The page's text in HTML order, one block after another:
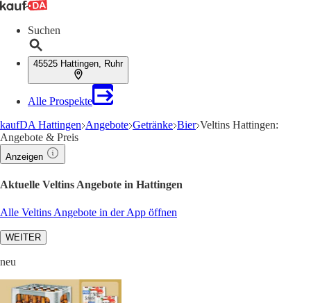
Suchen
45525 Hattingen, Ruhr
Alle Prospekte
kaufDA Hattingen Angebote Getränke Bier Veltins Hattingen:
Angebote & Preis
Anzeigen
Aktuelle Veltins Angebote in Hattingen
Alle Veltins Angebote in der App öffnen
WEITER
neu